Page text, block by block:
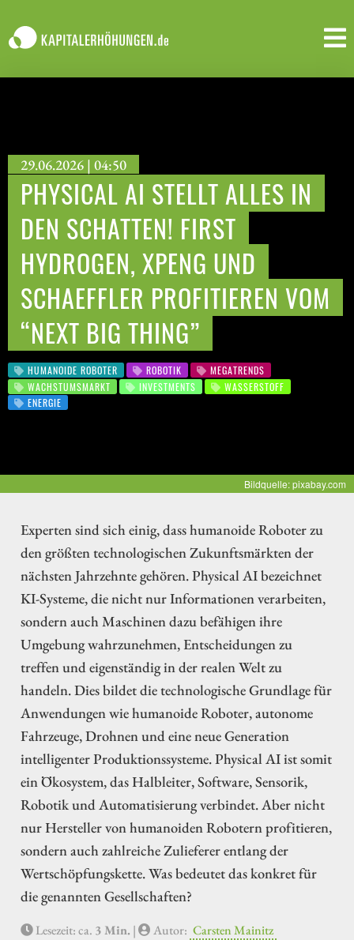
29.06.2026 | 04:50
PHYSICAL AI STELLT ALLES IN
DEN SCHATTEN! FIRST
HYDROGEN, XPENG UND
SCHAEFFLER PROFITIEREN VOM
“NEXT BIG THING”
HUMANOIDE ROBOTER ROBOTIK
MEGATRENDS
WACHSTUMSMARKT
INVESTMENTS
WASSERSTOFF
ENERGIE
Bildquelle: pixabay.com
Experten sind sich einig, dass humanoide Roboter zu
den größten technologischen Zukunftsmärkten der
nächsten Jahrzehnte gehören. Physical AI bezeichnet
KI-Systeme, die nicht nur Informationen verarbeiten,
sondern auch Maschinen dazu befähigen ihre
Umgebung wahrzunehmen, Entscheidungen zu
treffen und eigenständig in der realen Welt zu
handeln. Dies bildet die technologische Grundlage für
Anwendungen wie humanoide Roboter, autonome
Fahrzeuge, Drohnen und eine neue Generation
intelligenter Produktionssysteme. Physical AI ist somit
ein Ökosystem, das Halbleiter, Software, Sensorik,
Robotik und Automatisierung verbindet. Aber nicht
nur Hersteller von humanoiden Robotern profitieren,
sondern auch zahlreiche Zulieferer entlang der
Wertschöpfungskette. Was bedeutet das konkret für
die genannten Gesellschaften?
Lesezeit: ca. 3 Min. | Autor: Carsten Mainitz